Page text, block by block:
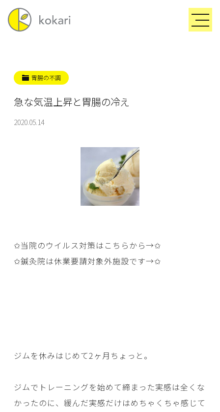
胃腸の不調
急な気温上昇と胃腸の冷え
2020.05.14
✩当院のウイルス対策はこちらから→✩
✩鍼灸院は休業要請対象外施設です→✩
ジムを休みはじめて2ヶ月ちょっと。
ジムでトレーニングを始めて締まった実感は全くな
かったのに、緩んだ実感だけはめちゃくちゃ感じて